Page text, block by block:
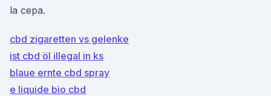
la cepa.
cbd zigaretten vs gelenke
ist cbd öl illegal in ks
blaue ernte cbd spray
e liquide bio cbd